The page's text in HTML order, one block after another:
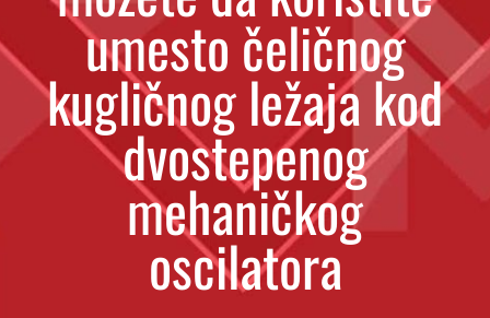
umesto čeličnog
kugličnog ležaja kod
dvostepenog
mehaničkog
oscilatora